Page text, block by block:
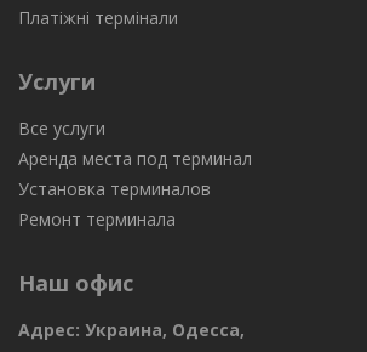
Платіжні термінали
Услуги
Все услуги
Аренда места под терминал
Установка терминалов
Ремонт терминала
Наш офис
Адрес: Украина, Одесса,